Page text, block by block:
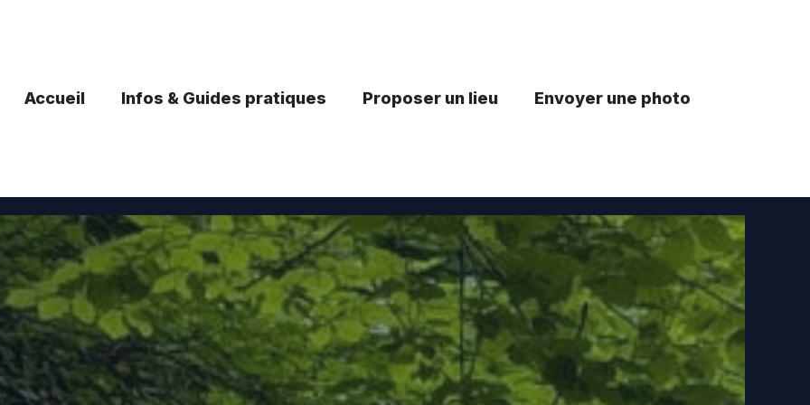
Accueil Infos & Guides pratiques Proposer un lieu Envoyer une photo